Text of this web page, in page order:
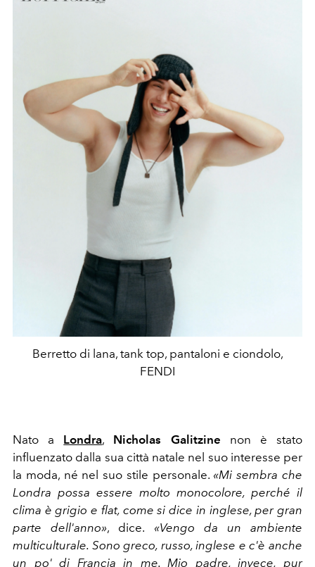
Berretto di lana, tank top, pantaloni e ciondolo,
FENDI
Nato a Londra, Nicholas Galitzine non è stato
influenzato dalla sua città natale nel suo interesse per
la moda, né nel suo stile personale. «Mi sembra che
Londra possa essere molto monocolore, perché il
clima è grigio e flat, come si dice in inglese, per gran
parte dell'anno», dice. «Vengo da un ambiente
multiculturale. Sono greco, russo, inglese e c'è anche
un po' di Francia in me. Mio padre, invece, pur